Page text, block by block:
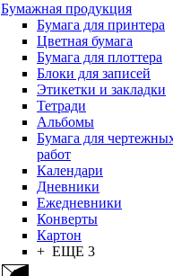
Бумажная продукция
Бумага для принтера
Цветная бумага
Бумага для плоттера
Блоки для записей
Этикетки и закладки
Тетради
Альбомы
Бумага для
работ
Календари
Дневники
Ежедневники
Конверты
Картон
+ ЕЩЕ 3